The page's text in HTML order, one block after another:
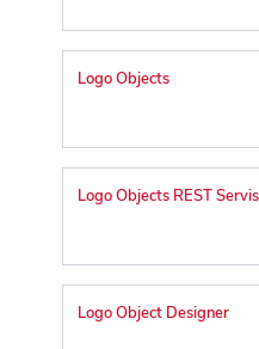
Logo Objects
Logo Objects REST Servis
Logo Object Designer